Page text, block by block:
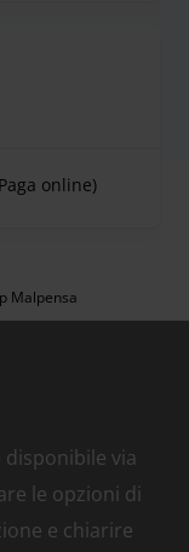
online)
Malpensa
via
le opzioni di
e chiarire